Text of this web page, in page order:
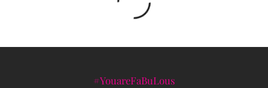
#YouareFaBuLous